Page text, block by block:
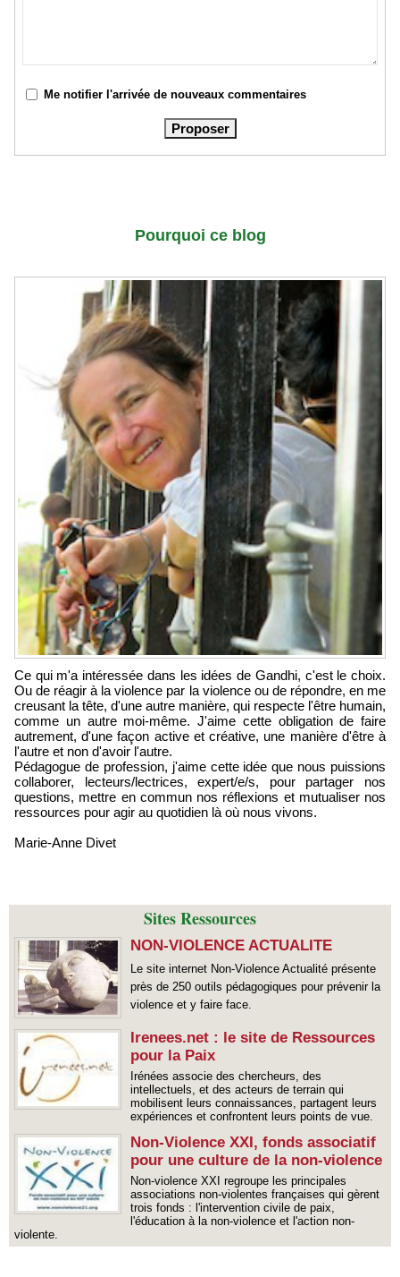
Me notifier l'arrivée de nouveaux commentaires
Pourquoi ce blog
Ce qui m'a intéressée dans les idées de Gandhi, c'est le choix.
Ou de réagir à la violence par la violence ou de répondre, en me
creusant la tête, d'une autre manière, qui respecte l'être humain,
comme un autre moi-même. J'aime cette obligation de faire
autrement, d'une façon active et créative, une manière d'être à
l'autre et non d'avoir l'autre.
Pédagogue de profession, j'aime cette idée que nous puissions
collaborer, lecteurs/lectrices, expert/e/s, pour partager nos
questions, mettre en commun nos réflexions et mutualiser nos
ressources pour agir au quotidien là où nous vivons.
Marie-Anne Divet
Sites Ressources
NON-VIOLENCE ACTUALITE
Le site internet Non-Violence Actualité présente
près de 250 outils pédagogiques pour prévenir la
violence et y faire face.
Irenees.net : le site de Ressources
pour la Paix
Irénées associe des chercheurs, des
intellectuels, et des acteurs de terrain qui
mobilisent leurs connaissances, partagent leurs
expériences et confrontent leurs points de vue.
Non-Violence XXI, fonds associatif
pour une culture de la non-violence
Non-violence XXI regroupe les principales
associations non-violentes françaises qui gèrent
trois fonds : l'intervention civile de paix,
l'éducation à la non-violence et l'action non-
violente.